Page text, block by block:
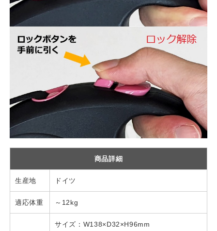
商品詳細
生産地 ドイツ
適応体重 ～12kg
サイズ：W138×D32×H96mm